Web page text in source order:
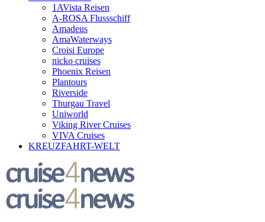
1AVista Reisen
A‑ROSA Flussschiff
Amadeus
AmaWaterways
Croisi Europe
nicko cruises
Phoenix Reisen
Plantours
Riverside
Thurgau Travel
Uniworld
Viking River Cruises
VIVA Cruises
KREUZFAHRT-WELT